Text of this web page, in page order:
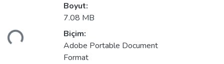
Boyut:
7.08 MB
Biçim:
Adobe Portable Document
Format